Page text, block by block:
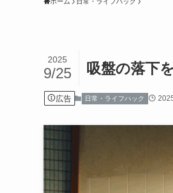
吸盤の落下
2025
9/25
広告 日常・ライフハック